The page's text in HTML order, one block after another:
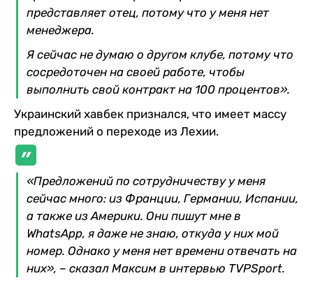
представляет отец, потому что у меня нет
менеджера.
Я сейчас не думаю о другом клубе, потому что
сосредоточен на своей работе, чтобы
выполнить свой контракт на 100 процентов».
Украинский хавбек признался, что имеет массу
предложений о переходе из Лехии.
«Предложений по сотрудничеству у меня
сейчас много: из Франции, Германии, Испании,
а также из Америки. Они пишут мне в
WhatsApp, я даже не знаю, откуда у них мой
номер. Однако у меня нет времени отвечать на
них», – сказал Максим в интервью TVPSport.